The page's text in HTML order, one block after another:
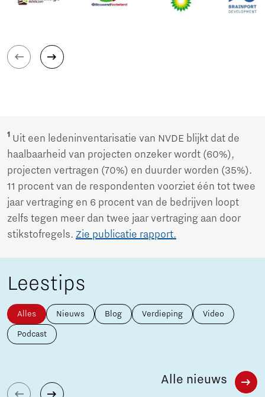
1 Uit een ledeninventarisatie van NVDE blijkt dat de
haalbaarheid van projecten onzeker wordt (60%),
projecten vertragen (70%) en duurder worden (35%).
11 procent van de respondenten voorziet één tot twee
jaar vertraging en 6 procent van de bedrijven loopt
zelfs tegen meer dan twee jaar vertraging aan door
stikstofregels. Zie publicatie rapport.
Leestips
Alles Nieuws Blog Verdieping Video
Podcast
Alle nieuws